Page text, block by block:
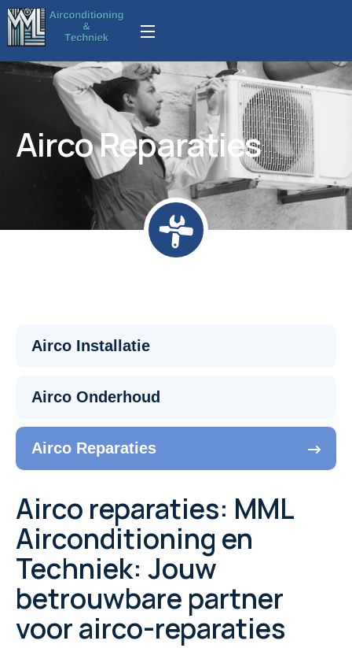
Airco Reparaties
Airco Installatie
Airco Onderhoud
Airco Reparaties
Airco reparaties: MML
Airconditioning en
Techniek: Jouw
betrouwbare partner
voor airco-reparaties